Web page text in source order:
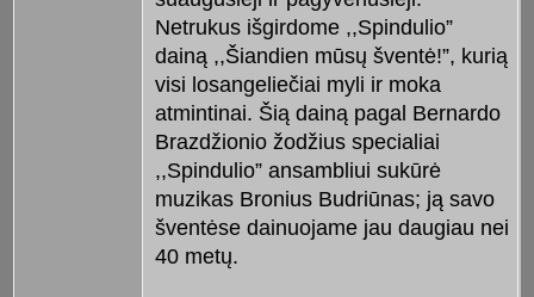
Netrukus išgirdome ,,Spindulio”
dainą ,,Šiandien mūsų šventė!”, kurią
visi losangeliečiai myli ir moka
atmintinai. Šią dainą pagal Bernardo
Brazdžionio žodžius specialiai
,,Spindulio” ansambliui sukūrė
muzikas Bronius Budriūnas; ją savo
šventėse dainuojame jau daugiau nei
40 metų.